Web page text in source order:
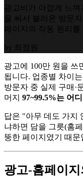
광고비가 아깝게 느껴
을 써서 불러온 방문
페이지의 작동 원리를
by 최정원
광고에 100만 원을 쓰
됩니다. 업종별 차이
방문자 중 실제 구매·
머지 97~99.5%는 어
답은 "아무 데도 가지
냐하면 담을 그릇(홈
뚱한 페이지였기 때문
광고-홈페이